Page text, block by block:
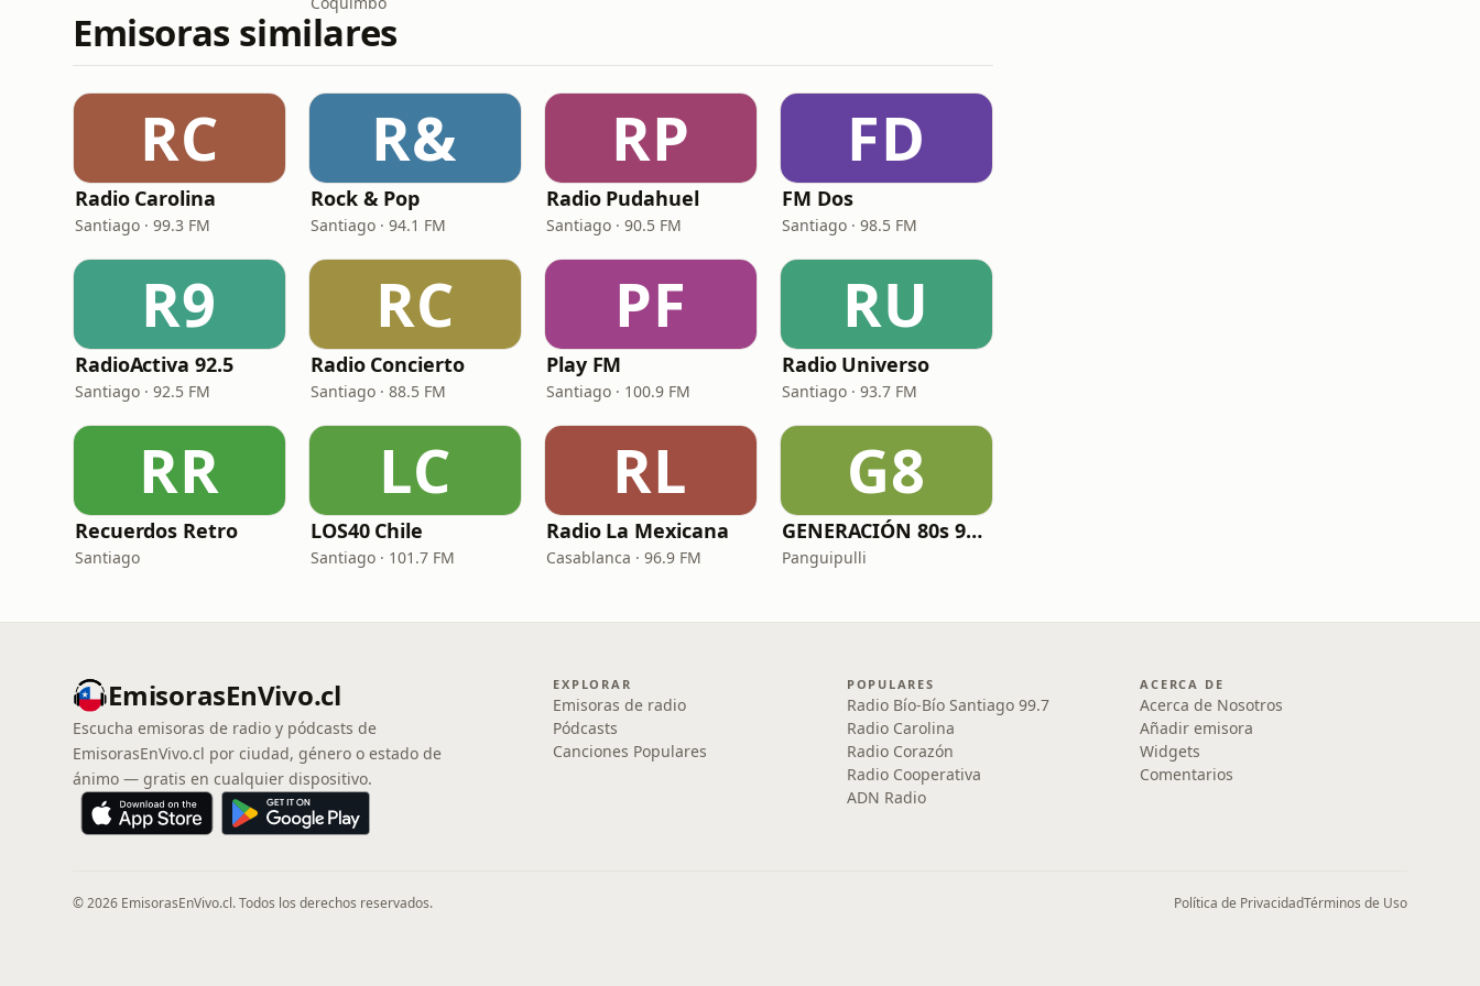
Emisoras similares
RC
Radio Carolina
Santiago · 99.3 FM
R&
Rock & Pop
Santiago · 94.1 FM
RP
Radio Pudahuel
Santiago · 90.5 FM
FD
FM Dos
Santiago · 98.5 FM
R9
RadioActiva 92.5
Santiago · 92.5 FM
RC
Radio Concierto
Santiago · 88.5 FM
PF
Play FM
Santiago · 100.9 FM
RU
Radio Universo
Santiago · 93.7 FM
RR
Recuerdos Retro
Santiago
LC
LOS40 Chile
Santiago · 101.7 FM
RL
Radio La Mexicana
Casablanca · 96.9 FM
G8
GENERACIÓN 80s 90s Neltume Chile Radio
Panguipulli
EmisorasEnVivo.cl
Escucha emisoras de radio y pódcasts de
EmisorasEnVivo.cl por ciudad, género o estado de
ánimo — gratis en cualquier dispositivo.
EXPLORAR
Emisoras de radio
Pódcasts
Canciones Populares
POPULARES
Radio Bío-Bío Santiago 99.7
Radio Carolina
Radio Corazón
Radio Cooperativa
ADN Radio
ACERCA DE
Acerca de Nosotros
Añadir emisora
Widgets
Comentarios
© 2026 EmisorasEnVivo.cl. Todos los derechos reservados. Política de PrivacidadTérminos de Uso